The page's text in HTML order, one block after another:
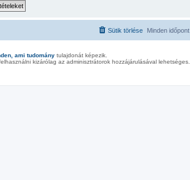
Minden időpont
Sütik törlése
ami tudomány tulajdonát képezik.
kizárólag az adminisztrátorok hozzájárulásával lehetséges.